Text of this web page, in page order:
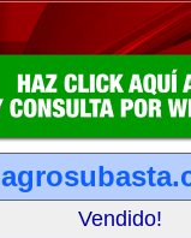
Vendido!